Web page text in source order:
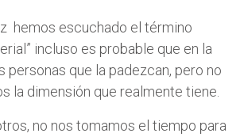
hemos escuchado el término
incluso es probable que en la
personas que la padezcan, pero no
la dimensión que realmente tiene.
no nos tomamos el tiempo para